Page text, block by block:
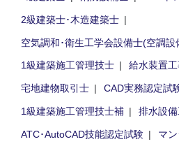
2級建築士･木造建築士
空気調和･衛生工学会設備士(空調設
1級建築施工管理技士
給水装置
宅地建物取引士
CAD実務認定試
1級建築施工管理技士補
排水設
ATC･AutoCAD技能認定試験
マ